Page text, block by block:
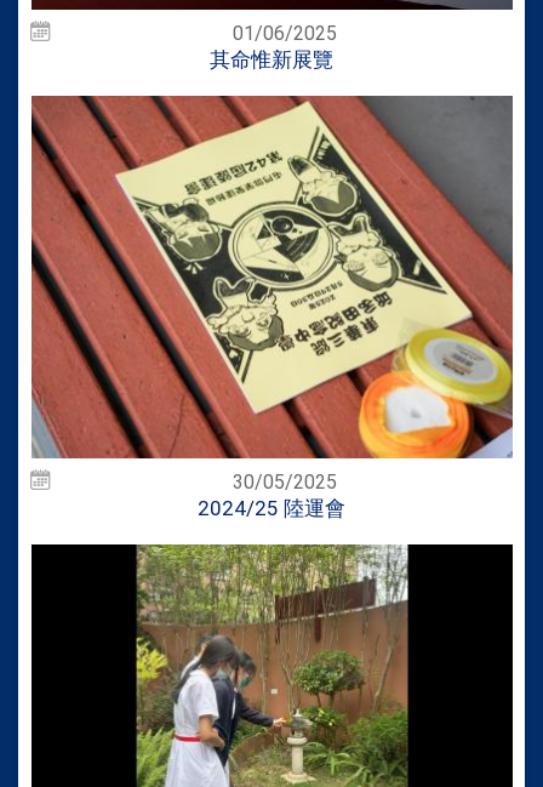
01/06/2025
其命惟新展覽
30/05/2025
2024/25 陸運會